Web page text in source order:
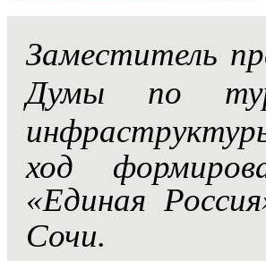
Заместитель
Думы по
ход
«Единая
Сочи.